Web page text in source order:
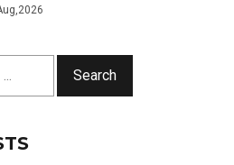
Search